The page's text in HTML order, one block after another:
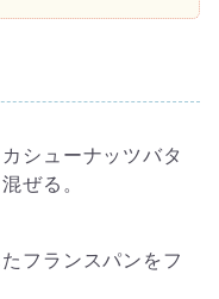
シューナッツバタ
ぜる。
フランスパンをフ